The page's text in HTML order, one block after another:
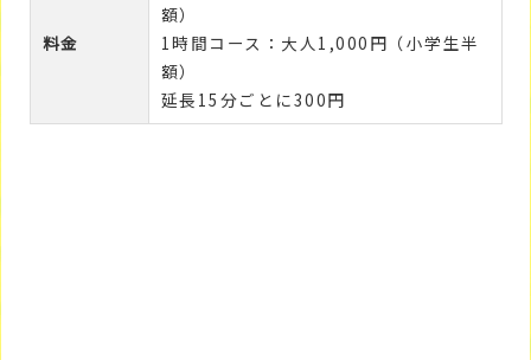
料金
額）
1時間コース：大人1,000円（小学生半
額）
延長15分ごとに300円